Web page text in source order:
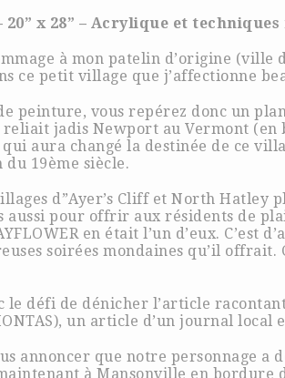
20” x 28” – Acrylique et
à mon patelin d’origine (ville
ce petit village que j’affectionne
peinture, vous repérez donc un
jadis Newport au Vermont (en
qui aura changé la destinée de ce
19ème siècle.
d”Ayer’s Cliff et North Hatley
aussi pour offrir aux résidents de
en était l’un d’eux. C’est
soirées mondaines qu’il
le défi de dénicher l’article
un article d’un journal
annoncer que notre personnage
à Mansonville en bordure